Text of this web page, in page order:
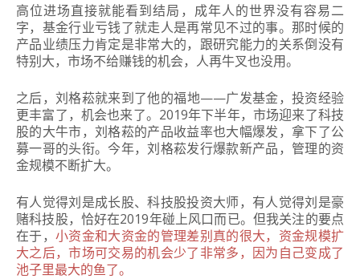
高位进场直接就能看到结局，成年人的世界没有容易二
字，基金行业亏钱了就走人是再常见不过的事。那时候的
产品业绩压力肯定是非常大的，跟研究能力的关系倒没有
特别大，市场不给赚钱的机会，人再牛叉也没用。
之后，刘格菘就来到了他的福地——广发基金，投资经验
更丰富了，机会也来了。 2019年下半年，市场迎来了科技
股的大牛市，刘格菘的产品收益率也大幅爆发，拿下了公
募一哥的头衔。今年，刘格菘发行爆款新产品，管理的资
金规模不断扩大。
有人觉得刘是成长股、科技股投资大师，有人觉得刘是豪
赌科技股，恰好在2019年碰上风口而已。但我关注的要点
在于， 小资金和大资金的管理差别真的很大，资金规模扩
大之后，市场可交易的机会少了非常多，因为自己变成了
池子里最大的鱼了。